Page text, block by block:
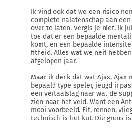
Ik vind ook dat we een risico
complete nalatenschap aan
over te laten. Vergis je niet, ik
toe dat er een bepaalde
komt, en een bepaalde
fitheid. Alles wat we neit
afgelopen jaar.
Maar ik denk dat wat Ajax, Ajax
bepaald type speler, jeugd
een vertaalslag naar wat de
zien naar het veld. Want een
mooi voorbeeld. Fit, rennen,
technisch is het kut. Die grens